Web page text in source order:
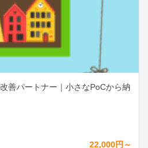
善パートナー｜小さなPoCから納
22,000円～